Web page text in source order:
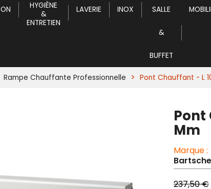
HYGIÈNE
&
ENTRETIEN
LAVERIE INOX SALLE
&
BUFFET
Rampe Chauffante Professionnelle Pont Chauffant - L
Pont
Mm
Marque :
237,50 €